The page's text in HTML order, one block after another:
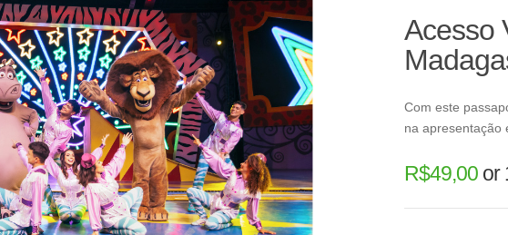
Acesso
Com este
na apresentação
R$49,00or